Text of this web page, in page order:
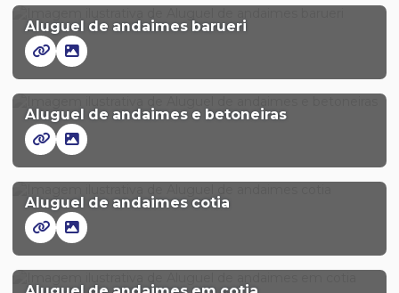
Aluguel de andaimes barueri
Aluguel de andaimes e betoneiras
Aluguel de andaimes cotia